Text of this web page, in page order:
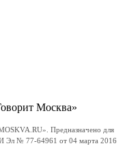
Москва»
Предназначено для
Эл № 77-64961 от 04 марта 2016